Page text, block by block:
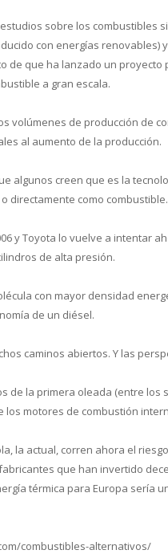
sobre los combustibles
con energías
de que ha lanzado un
a gran escala.
volúmenes de producción de
al aumento de la producción.
algunos creen que es la
directamente como combustible.
y Toyota lo vuelve a intentar
de alta presión.
con mayor densidad
de un diésel.
caminos abiertos. Y las
de la primera oleada (entre
los motores de combustión
la actual, corren ahora el
que han invertido
térmica para Europa sería
combustibles-alternativos/